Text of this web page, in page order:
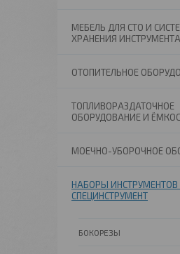
МЕБЕЛЬ ДЛЯ СТО И
ХРАНЕНИЯ ИНСТРУМЕНТА
ОТОПИТЕЛЬНОЕ
ТОПЛИВОРАЗДАТОЧНОЕ
ОБОРУДОВАНИЕ И
МОЕЧНО-УБОРОЧНОЕ
НАБОРЫ ИНСТРУМЕНТОВ
СПЕЦИНСТРУМЕНТ
БОКОРЕЗЫ